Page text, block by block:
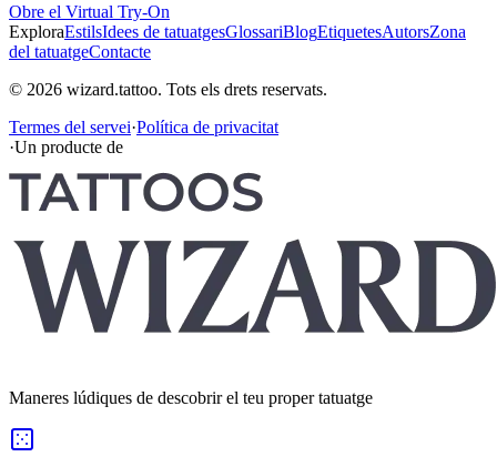
Obre el Virtual Try-On
ExploraEstilsIdees de tatuatgesGlossariBlogEtiquetesAutorsZona
del tatuatgeContacte
© 2026 wizard.tattoo. Tots els drets reservats.
Termes del servei·Política de privacitat
·Un producte de
Maneres lúdiques de descobrir el teu proper tatuatge